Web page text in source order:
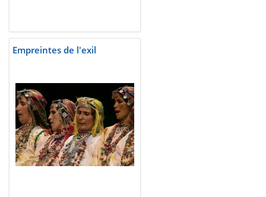
Empreintes de l'exil